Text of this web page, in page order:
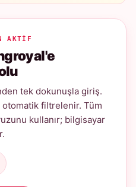
AKTIF
tek dokunuşla giriş.
otomatik filtrelenir. Tüm
kullanır; bilgisayar